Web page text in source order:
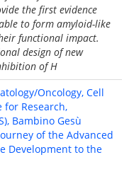
the first evidence
to form amyloid-like
functional impact.
design of new
of H
Oncology, Cell
for Research,
Bambino Gesù
of the Advanced
Development to the